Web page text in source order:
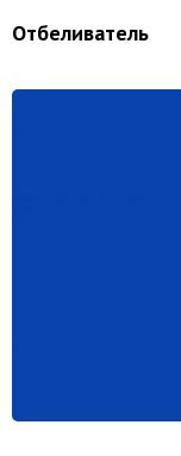
Отбеливатель